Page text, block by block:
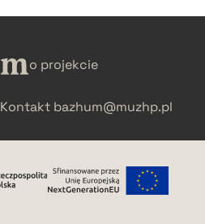
o projekcie
Kontakt bazhum@muzhp.pl